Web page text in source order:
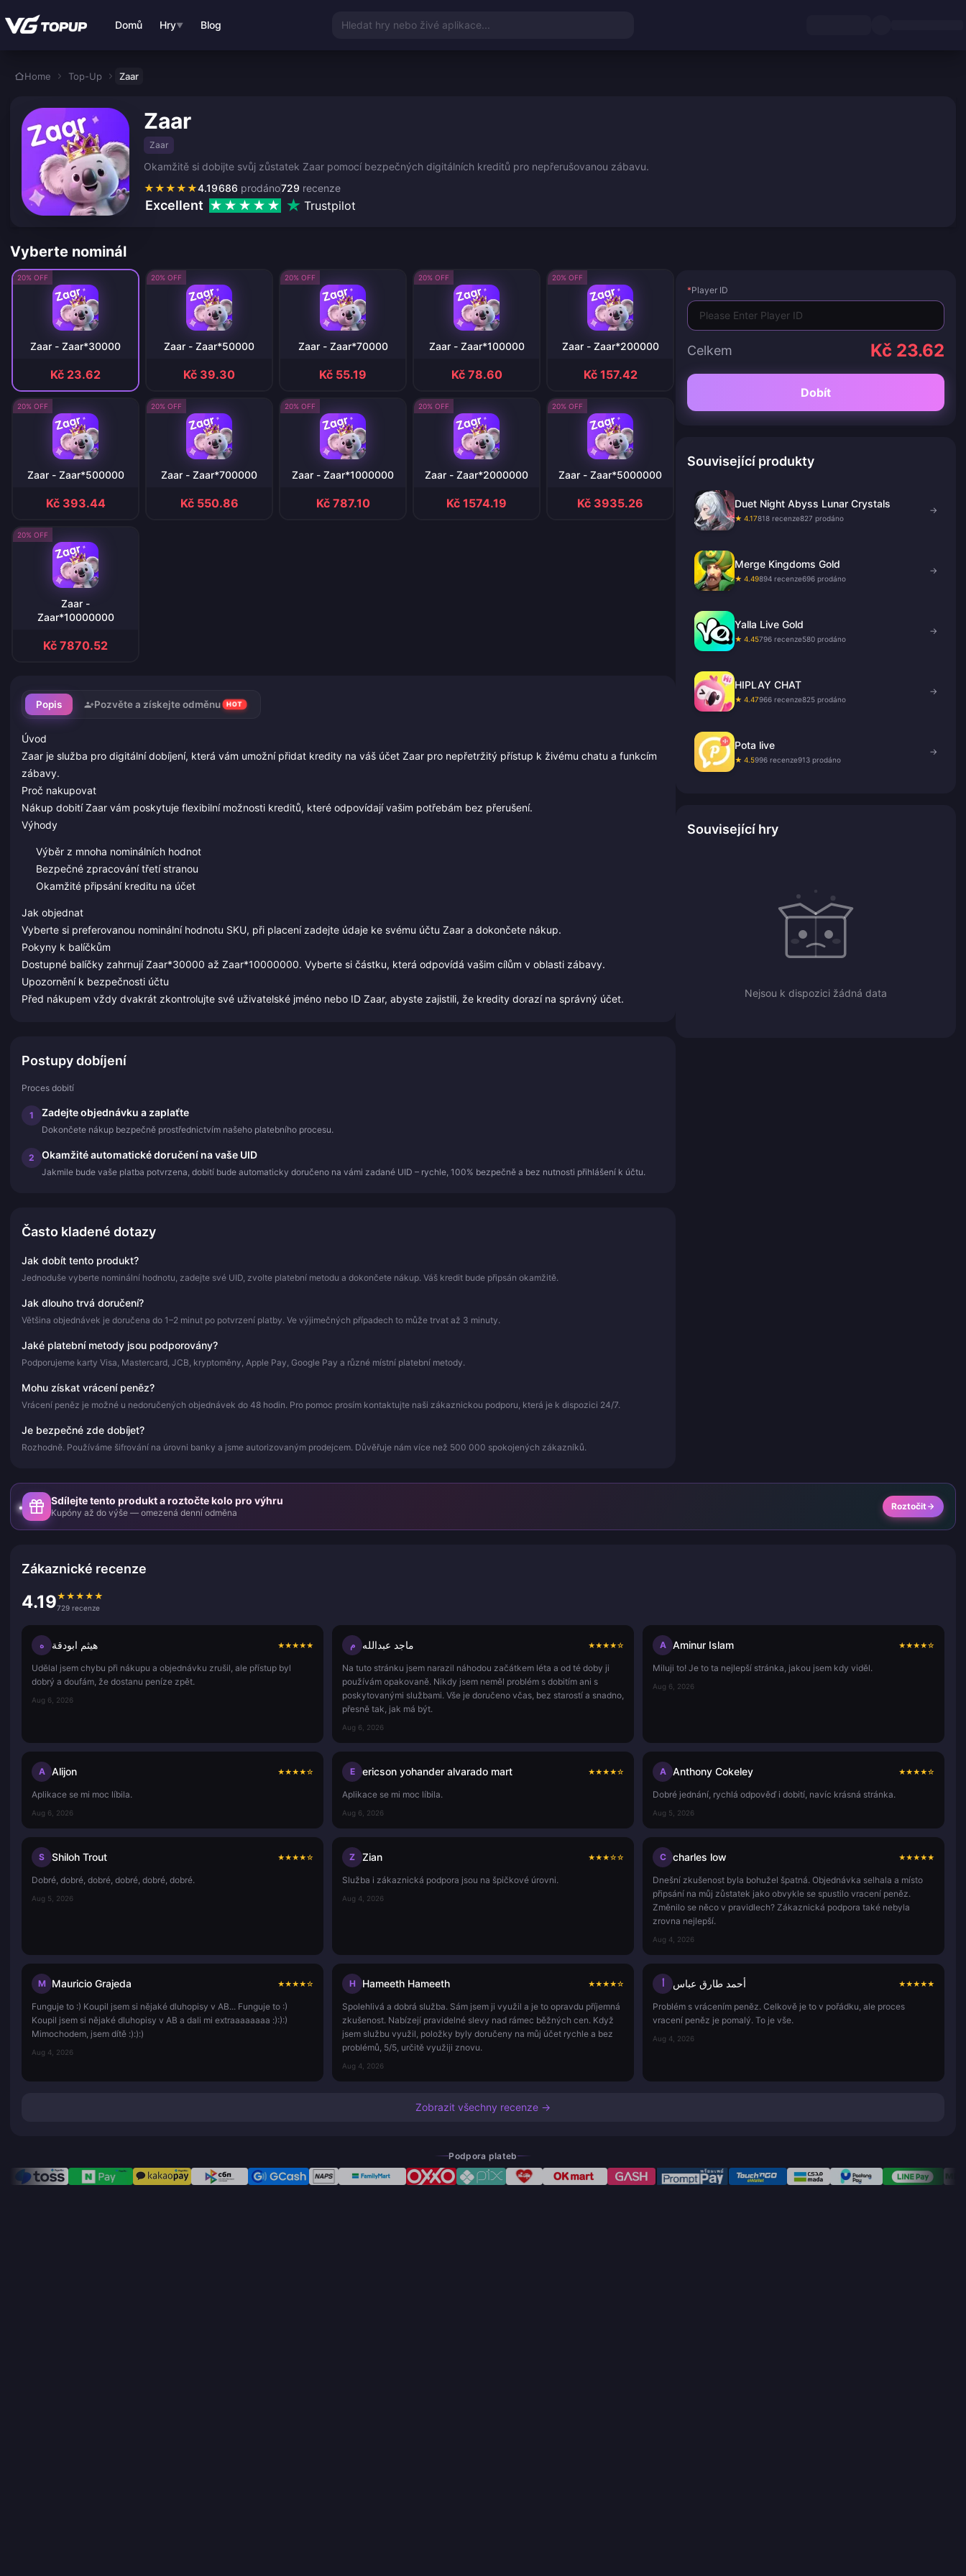
Domů Hry▼ Blog Hledat hry nebo živé aplikace...
Home Top-Up Zaar
Zaar
Zaar
Okamžitě si dobijte svůj zůstatek Zaar pomocí bezpečných digitálních kreditů pro nepřerušovanou zábavu.
★★★★★4.19 729 recenze
686 prodáno
Excellent Trustpilot
Vyberte nominál
20% OFF
Zaar - Zaar*30000
Kč 23.62
20% OFF
Zaar - Zaar*50000
Kč 39.30
20% OFF
Zaar - Zaar*70000
Kč 55.19
20% OFF
Zaar - Zaar*100000
Kč 78.60
20% OFF
Zaar - Zaar*200000
Kč 157.42
20% OFF
Zaar - Zaar*500000
Kč 393.44
20% OFF
Zaar - Zaar*700000
Kč 550.86
20% OFF
Zaar - Zaar*1000000
Kč 787.10
20% OFF
Zaar - Zaar*2000000
Kč 1574.19
20% OFF
Zaar - Zaar*5000000
Kč 3935.26
20% OFF
Zaar -
Zaar*10000000
Kč 7870.52
Popis Pozvěte a získejte odměnu HOT
Úvod
Zaar je služba pro digitální dobíjení, která vám umožní přidat kredity na váš účet Zaar pro nepřetržitý přístup k živému chatu a funkcím
zábavy.
Proč nakupovat
Nákup dobití Zaar vám poskytuje flexibilní možnosti kreditů, které odpovídají vašim potřebám bez přerušení.
Výhody
Výběr z mnoha nominálních hodnot
Bezpečné zpracování třetí stranou
Okamžité připsání kreditu na účet
Jak objednat
Vyberte si preferovanou nominální hodnotu SKU, při placení zadejte údaje ke svému účtu Zaar a dokončete nákup.
Pokyny k balíčkům
Dostupné balíčky zahrnují Zaar*30000 až Zaar*10000000. Vyberte si částku, která odpovídá vašim cílům v oblasti zábavy.
Upozornění k bezpečnosti účtu
Před nákupem vždy dvakrát zkontrolujte své uživatelské jméno nebo ID Zaar, abyste zajistili, že kredity dorazí na správný účet.
Postupy dobíjení
Proces dobití
1 Zadejte objednávku a zaplaťte
Dokončete nákup bezpečně prostřednictvím našeho platebního procesu.
2 Okamžité automatické doručení na vaše UID
Jakmile bude vaše platba potvrzena, dobití bude automaticky doručeno na vámi zadané UID – rychle, 100% bezpečně a bez nutnosti přihlášení k účtu.
Často kladené dotazy
Jak dobít tento produkt?
Jednoduše vyberte nominální hodnotu, zadejte své UID, zvolte platební metodu a dokončete nákup. Váš kredit bude připsán okamžitě.
Jak dlouho trvá doručení?
Většina objednávek je doručena do 1–2 minut po potvrzení platby. Ve výjimečných případech to může trvat až 3 minuty.
Jaké platební metody jsou podporovány?
Podporujeme karty Visa, Mastercard, JCB, kryptoměny, Apple Pay, Google Pay a různé místní platební metody.
Mohu získat vrácení peněz?
Vrácení peněz je možné u nedoručených objednávek do 48 hodin. Pro pomoc prosím kontaktujte naši zákaznickou podporu, která je k dispozici 24/7.
Je bezpečné zde dobíjet?
Rozhodně. Používáme šifrování na úrovni banky a jsme autorizovaným prodejcem. Důvěřuje nám více než 500 000 spokojených zákazníků.
*Player ID
Celkem Kč 23.62
Dobít
Související produkty
Duet Night Abyss Lunar Crystals
★ 4.17818 recenze827 prodáno
→
Merge Kingdoms Gold
★ 4.49894 recenze696 prodáno
→
Yalla Live Gold
★ 4.45796 recenze580 prodáno
→
HIPLAY CHAT
★ 4.47966 recenze825 prodáno
→
Pota live
★ 4.5996 recenze913 prodáno
→
Související hry
Nejsou k dispozici žádná data
Sdílejte tento produkt a roztočte kolo pro výhru
Kupóny až do výše — omezená denní odměna
Roztočit
Zákaznické recenze
4.19★ ★ ★ ★ ★
729 recenze
ه هيثم ابودقة ★★★★★
Udělal jsem chybu při nákupu a objednávku zrušil, ale přístup byl
dobrý a doufám, že dostanu peníze zpět.
Aug 6, 2026
م ماجد عبدالله ★★★★☆
Na tuto stránku jsem narazil náhodou začátkem léta a od té doby ji
používám opakovaně. Nikdy jsem neměl problém s dobitím ani s
poskytovanými službami. Vše je doručeno včas, bez starostí a snadno,
přesně tak, jak má být.
Aug 6, 2026
A Aminur Islam ★★★★☆
Miluji to! Je to ta nejlepší stránka, jakou jsem kdy viděl.
Aug 6, 2026
A Alijon ★★★★☆
Aplikace se mi moc líbila.
Aug 6, 2026
E ericson yohander alvarado mart ★★★★☆
Aplikace se mi moc líbila.
Aug 6, 2026
A Anthony Cokeley ★★★★☆
Dobré jednání, rychlá odpověď i dobití, navíc krásná stránka.
Aug 5, 2026
S Shiloh Trout ★★★★☆
Dobré, dobré, dobré, dobré, dobré, dobré.
Aug 5, 2026
Z Zian ★★★☆☆
Služba i zákaznická podpora jsou na špičkové úrovni.
Aug 4, 2026
C charles low ★★★★★
Dnešní zkušenost byla bohužel špatná. Objednávka selhala a místo
připsání na můj zůstatek jako obvykle se spustilo vracení peněz.
Změnilo se něco v pravidlech? Zákaznická podpora také nebyla
zrovna nejlepší.
Aug 4, 2026
M Mauricio Grajeda ★★★★☆
Funguje to :) Koupil jsem si nějaké dluhopisy v AB... Funguje to :)
Koupil jsem si nějaké dluhopisy v AB a dali mi extraaaaaaaa :):):)
Mimochodem, jsem dítě :):):)
Aug 4, 2026
H Hameeth Hameeth ★★★★☆
Spolehlivá a dobrá služba. Sám jsem ji využil a je to opravdu příjemná
zkušenost. Nabízejí pravidelné slevy nad rámec běžných cen. Když
jsem službu využil, položky byly doručeny na můj účet rychle a bez
problémů, 5/5, určitě využiji znovu.
Aug 4, 2026
أ أحمد طارق عباس ★★★★★
Problém s vrácením peněz. Celkově je to v pořádku, ale proces
vracení peněz je pomalý. To je vše.
Aug 4, 2026
Zobrazit všechny recenze →
Podpora plateb